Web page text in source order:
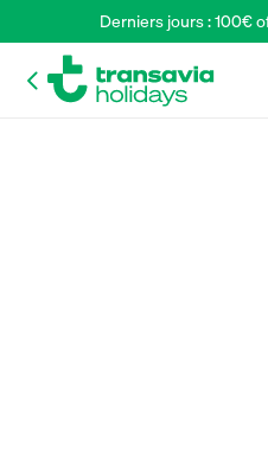
Derniers jours : 100€